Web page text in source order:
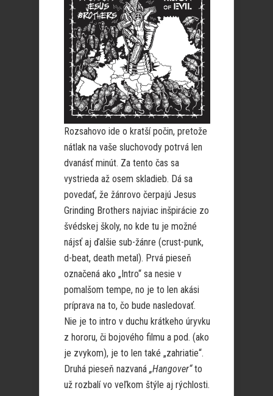
Rozsahovo ide o kratší počin, pretože
nátlak na vaše sluchovody potrvá len
dvanásť minút. Za tento čas sa
vystrieda až osem skladieb. Dá sa
povedať, že žánrovo čerpajú Jesus
Grinding Brothers najviac inšpirácie zo
švédskej školy, no kde tu je možné
nájsť aj ďalšie sub-žánre (crust-punk,
d-beat, death metal). Prvá pieseň
označená ako „Intro“ sa nesie v
pomalšom tempe, no je to len akási
príprava na to, čo bude nasledovať.
Nie je to intro v duchu krátkeho úryvku
z hororu, či bojového filmu a pod. (ako
je zvykom), je to len také „zahriatie“.
Druhá pieseň nazvaná „Hangover“to
už rozbalí vo veľkom štýle aj rýchlosti.